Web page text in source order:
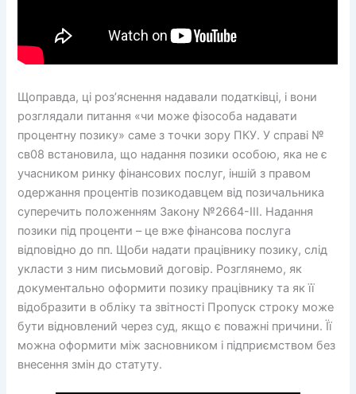
Щоправда, ці роз’яснення надавали податківці, і вони
розглядали питання «чи може фізособа надавати
процентну позику» саме з точки зору ПКУ. У справі №
св08 встановила, що надання позики особою, яка не є
учасником ринку фінансових послуг, іншій з правом
одержання процентів позикодавцем від позичальника
суперечить положенням Закону №2664-ІІІ. Надання
позики під проценти – це вже фінансова послуга
відповідно до пп. Щоби надати працівнику позику, слід
укласти з ним письмовий договір. Розглянемо, як
документально оформити позику працівнику та як її
відобразити в обліку та звітності Пропуск строку може
бути відновлений через суд, якщо є поважні причини. Її
можна оформити між засновником і підприємством без
внесення змін до статуту.